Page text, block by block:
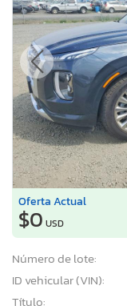
Oferta Actual
$0 USD
Número de lote:
ID vehicular (VIN):
Título: